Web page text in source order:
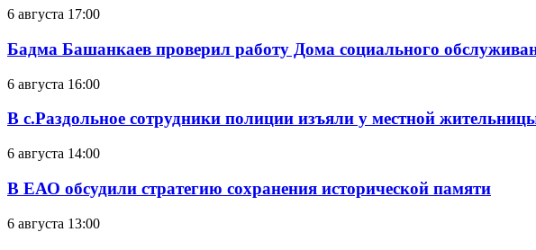
6 августа 17:00
Бадма Башанкаев проверил работу Дома социального
6 августа 16:00
В с.Раздольное сотрудники полиции изъяли у местной
6 августа 14:00
В ЕАО обсудили стратегию сохранения исторической памяти
6 августа 13:00